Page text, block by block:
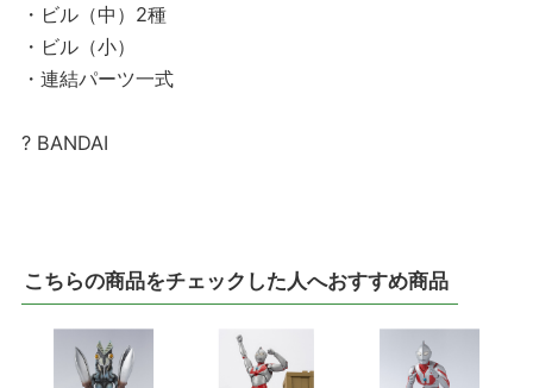
・ビル（中）2種
・ビル（小）
・連結パーツ一式
? BANDAI
こちらの商品をチェックした人へおすすめ商品